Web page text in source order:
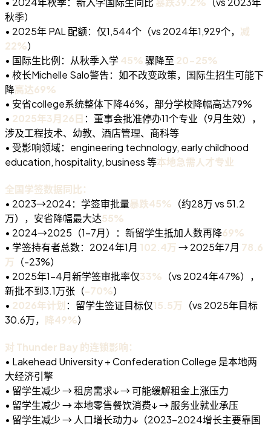
秋季）
• 2025年 PAL 配额：仅1,544个（vs 2024年1,929个， 减
22%）
• 国际生比例：从秋季入学45%骤降至 20-25%
• 校长Michelle Salo警告：如不改变政策，国际生招生可能下
降高达69%
• 安省college系统整体下降46%，部分学校降幅高达79%
• 2025年3月26日 ：董事会批准停办11个专业（9月生效），
涉及工程技术、幼教、酒店管理、商科等
• 受影响领域：engineering technology, early childhood
education, hospitality, business 等本地急需人才专业
全国学签数据同比：
• 2023→2024：学签审批量暴跌45% （约28万 vs 51.2
万），安省降幅最大达55%
• 2024→2025（1-7月）：新留学生抵加人数再降69%
• 学签持有者总数：2024年1月 102.4万→ 2025年7月 78.6
万 （-23%）
• 2025年1-4月新学签审批率仅33% （vs 2024年47%），
新批不到3.1万张（-70%）
• 2026年计划 ：留学生签证目标仅15.5万 （vs 2025年目标
30.6万， 降49%）
对 Thunder Bay 的连锁影响：
• Lakehead University + Confederation College 是本地两
大经济引擎
• 留学生减少 → 租房需求↓ → 可能缓解租金上涨压力
• 留学生减少 → 本地零售餐饮消费↓ → 服务业就业承压
• 留学生减少 → 人口增长动力↓（2023-2024增长主要靠国